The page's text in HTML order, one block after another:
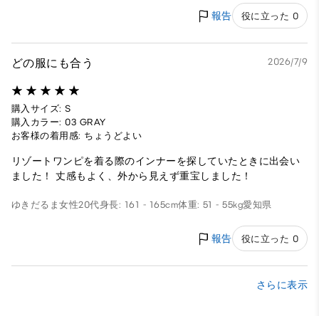
報告 役に立った 0
どの服にも合う 2026/7/9
購入サイズ: S
購入カラー: 03 GRAY
お客様の着用感: ちょうどよい
リゾートワンピを着る際のインナーを探していたときに出会い
ました！ 丈感もよく、外から見えず重宝しました！
ゆきだるま女性20代身長: 161 - 165cm体重: 51 - 55kg愛知県
報告 役に立った 0
さらに表示